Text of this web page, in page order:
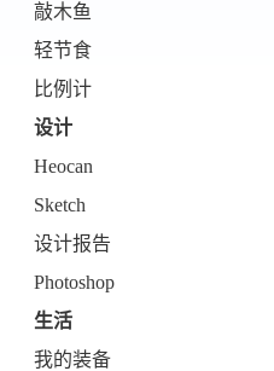
敲木鱼
轻节食
比例计
设计
Heocan
Sketch
设计报告
Photoshop
生活
我的装备